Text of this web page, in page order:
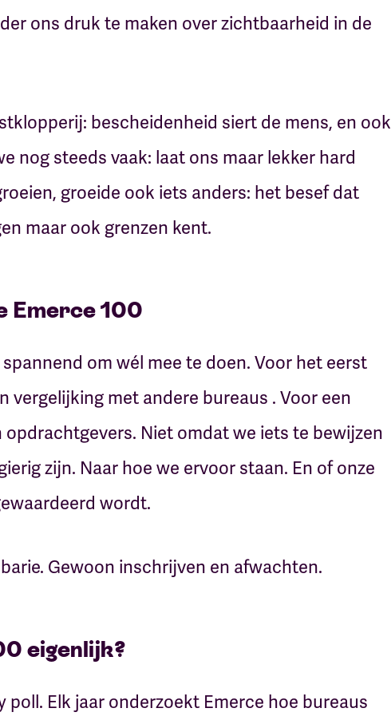
ons druk te maken over zichtbaarheid in de
bescheidenheid siert de mens, en ook
nog steeds vaak: laat ons maar lekker hard
groeide ook iets anders: het besef dat
maar ook grenzen kent.
Emerce 100
om wél mee te doen. Voor het eerst
vergelijking met andere bureaus . Voor een
Niet omdat we iets te bewijzen
zijn. Naar hoe we ervoor staan. En of onze
wordt.
Gewoon inschrijven en afwachten.
eigenlijk?
poll. Elk jaar onderzoekt Emerce hoe bureaus